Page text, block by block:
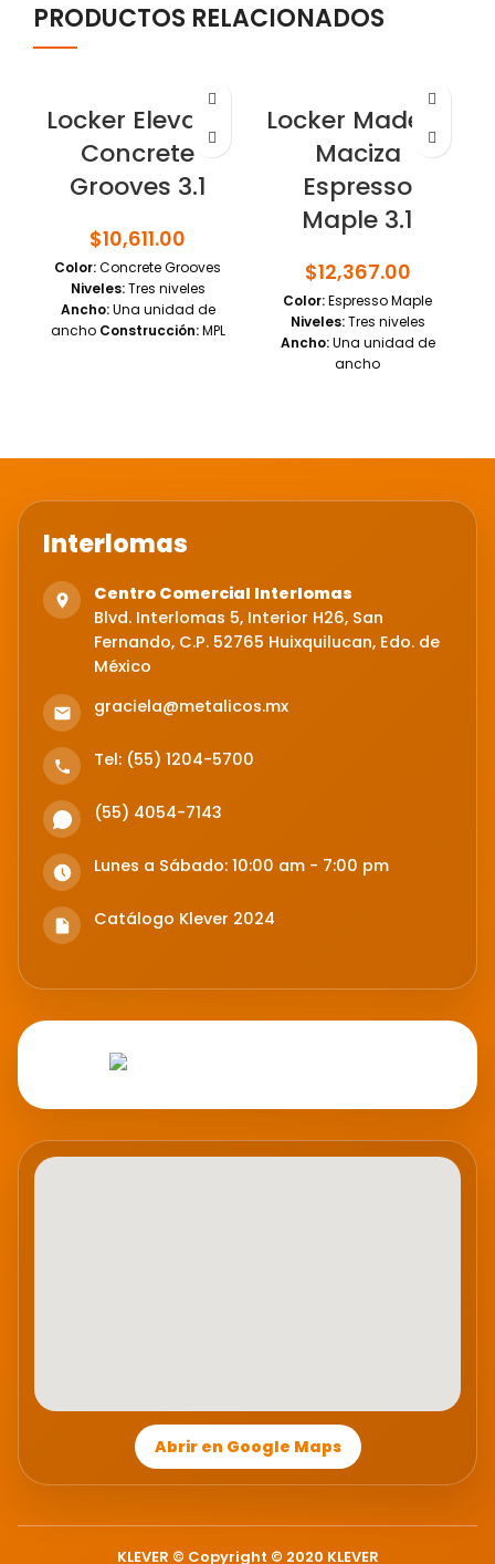
PRODUCTOS RELACIONADOS
Locker Elevado
Concrete
Grooves 3.1
$10,611.00
Color:Concrete Grooves
Niveles:Tres niveles
Ancho:Una unidad de
ancho Construcción:MPL
Locker Madera
Maciza
Espresso
Maple 3.1
$12,367.00
Color:Espresso Maple
Niveles:Tres niveles
Ancho:Una unidad de
ancho
Interlomas
Centro Comercial Interlomas
Blvd. Interlomas 5, Interior H26, San
Fernando, C.P. 52765 Huixquilucan, Edo. de
México
graciela@metalicos.mx
Tel: (55) 1204-5700
(55) 4054-7143
Lunes a Sábado: 10:00 am - 7:00 pm
Catálogo Klever 2024
Abrir en Google Maps
KLEVER © Copyright © 2020 KLEVER